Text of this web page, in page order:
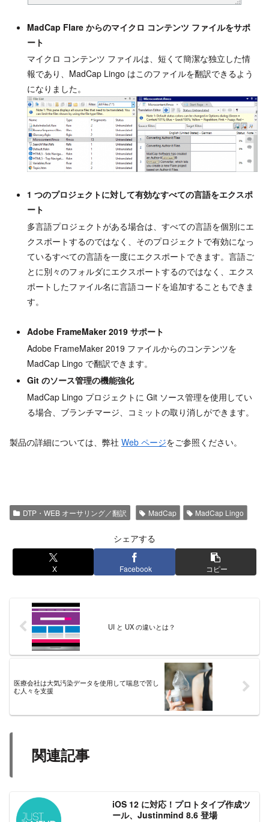
MadCap Flare からのマイクロ コンテンツ ファイルをサポ
ート
マイクロ コンテンツ ファイルは、短くて簡潔な独立した情
報であり、MadCap Lingo はこのファイルを翻訳できるよう
になりました。
1 つのプロジェクトに対して有効なすべての言語をエクスポ
ート
多言語プロジェクトがある場合は、すべての言語を個別にエ
クスポートするのではなく、そのプロジェクトで有効になっ
ているすべての言語を一度にエクスポートできます。言語ご
とに別々のフォルダにエクスポートするのではなく、エクス
ポートしたファイル名に言語コードを追加することもできま
す。
Adobe FrameMaker 2019 サポート
Adobe FrameMaker 2019 ファイルからのコンテンツを
MadCap Lingo で翻訳できます。
Git のソース管理の機能強化
MadCap Lingo プロジェクトに Git ソース管理を使用してい
る場合、ブランチマージ、コミットの取り消しができます。
製品の詳細については、弊社 Web ページをご参照ください。
DTP・WEB オーサリング／翻訳 MadCap MadCap Lingo
シェアする
X Facebook コピー
UI と UX の違いとは？
医療会社は大気汚染データを使用して喘息で苦し
む人々を支援
関連記事
iOS 12 に対応！プロトタイプ作成ツ
ール、Justinmind 8.6 登場